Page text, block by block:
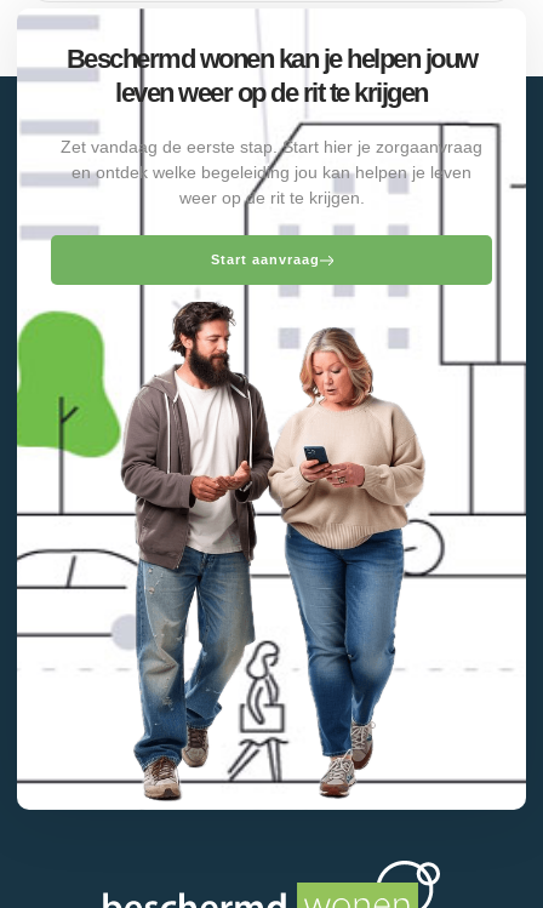
Beschermd wonen kan je helpen jouw
leven weer op de rit te krijgen
Zet vandaag de eerste stap. Start hier je zorgaanvraag
en ontdek welke begeleiding jou kan helpen je leven
weer op de rit te krijgen.
Start aanvraag